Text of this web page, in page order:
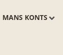
MANS KONTS